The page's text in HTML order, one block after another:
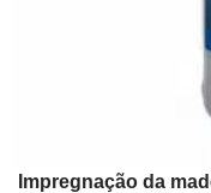
Impregnação da